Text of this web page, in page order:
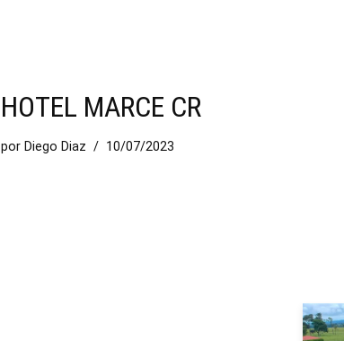
HOTEL MARCE CR
por Diego Diaz 10/07/2023